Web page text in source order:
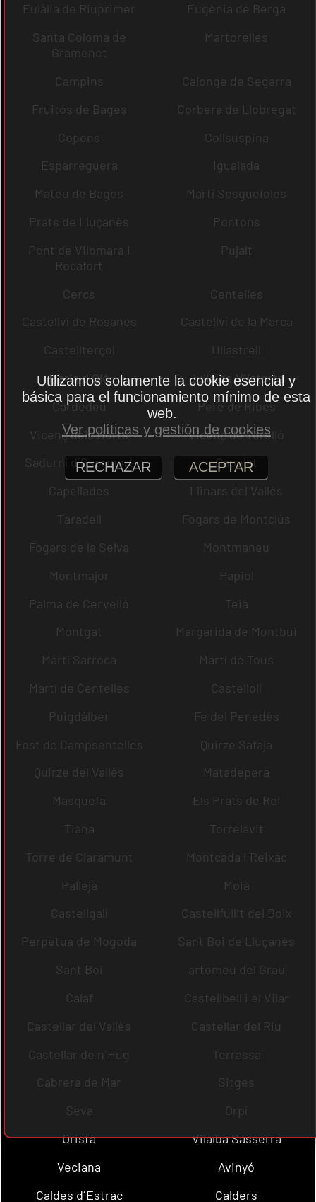
Eulàlia de Riuprimer
Eugènia de Berga
Santa Coloma de
Gramenet
Martorelles
Campins
Calonge de Segarra
Fruitós de Bages
Corbera de Llobregat
Copons
Collsuspina
Esparreguera
Igualada
Mateu de Bages
Martí Sesgueioles
Prats de Lluçanès
Pontons
Pont de Vilomara i
Rocafort
Pujalt
Cercs
Centelles
Castellví de Rosanes
Castellví de la Marca
Castellterçol
Ullastrell
Maria d´Oló
Julià de Vilatorta
Cardedeu
Pere de Ribes
Vicenç dels Horts
Vicenç de Torelló
Sadurní d´Osormort
Capolat
Capellades
Llinars del Vallès
Taradell
Fogars de Montclús
Fogars de la Selva
Montmaneu
Montmajor
Papiol
Palma de Cervelló
Teià
Montgat
Margarida de Montbui
Martí Sarroca
Martí de Tous
Martí de Centelles
Castellolí
Puigdàlber
Fe del Penedès
Fost de Campsentelles
Quirze Safaja
Quirze del Vallès
Matadepera
Masquefa
Els Prats de Rei
Tiana
Torrelavit
Torre de Claramunt
Montcada i Reixac
Pallejà
Moià
Castellgalí
Castellfullit del Boix
Perpètua de Mogoda
Sant Boi de Lluçanès
Sant Boi
artomeu del Grau
Calaf
Castellbell i el Vilar
Castellar del Vallès
Castellar del Riu
Castellar de n´Hug
Terrassa
Cabrera de Mar
Sitges
Seva
Orpí
Oristà
Vilalba Sasserra
Veciana
Avinyó
Caldes d´Estrac
Calders
Utilizamos solamente la cookie esencial y
básica para el funcionamiento mínimo de esta
web.
Ver políticas y gestión de cookies
RECHAZAR ACEPTAR